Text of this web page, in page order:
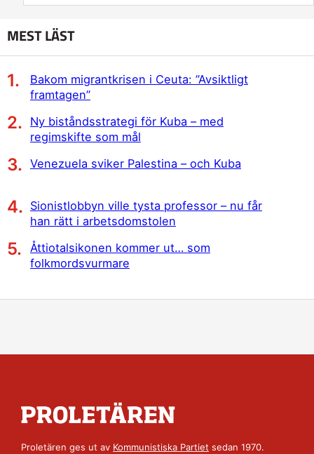
MEST LÄST
Bakom migrantkrisen i Ceuta: ”Avsiktligt
framtagen”
Ny biståndsstrategi för Kuba – med
regimskifte som mål
Venezuela sviker Palestina – och Kuba
Sionistlobbyn ville tysta professor – nu får
han rätt i arbetsdomstolen
Åttiotalsikonen kommer ut… som
folkmordsvurmare
Proletären ges ut av Kommunistiska Partiet sedan 1970.